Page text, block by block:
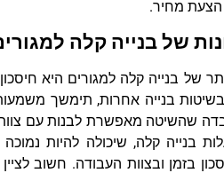
הצעת מחיר.
של בנייה קלה
של בנייה קלה למגורים היא
בנייה אחרות, תימשך
שהשיטה מאפשרת לבנות עם
בנייה קלה, שיכולה להיות נמוכה
בזמן ובצוות העבודה. חשוב